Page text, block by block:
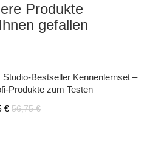
Produkte
gefallen
Studio-Bestseller Kennenlernset –
Produkte zum Testen
€ 56,75 €